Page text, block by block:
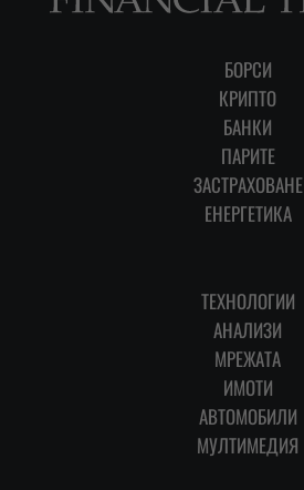
БОРСИ
КРИПТО
БАНКИ
ПАРИТЕ
ЗАСТРАХОВАНЕ
ЕНЕРГЕТИКА
ТЕХНОЛОГИИ
АНАЛИЗИ
МРЕЖАТА
ИМОТИ
АВТОМОБИЛИ
МУЛТИМЕДИЯ